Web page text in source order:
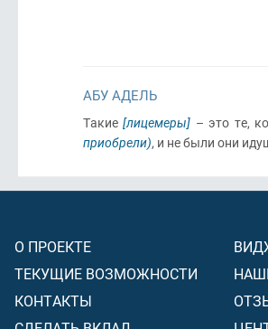
АБУ АДЕЛЬ
Такие[лицемеры] – это те,
приобрели), и не были они
О ПРОЕКТЕ
ТЕКУЩИЕ ВОЗМОЖНОСТИ
КОНТАКТЫ